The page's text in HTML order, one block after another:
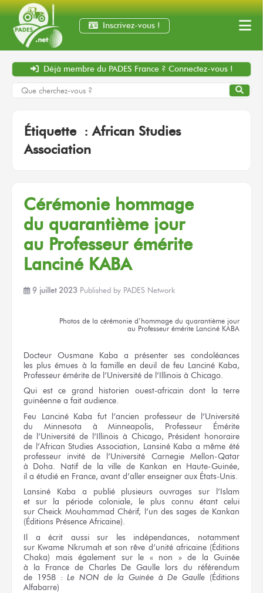
Inscrivez-vous !
Déjà membre du PADES France ? Connectez-vous !
Étiquette :African Studies
Association
Cérémonie hommage
du quarantièmejour
au Professeurémérite
Lanciné KABA
9 juillet 2023 Published by PADES Network
Photos de la cérémonie d’hommage du quarantième jour
au Professeur émérite Lanciné KABA
Docteur Ousmane Kaba a présenter ses condoléances
les plus émues à la famille en deuil de feu Lanciné Kaba,
Professeur émérite de l’Université de l’Illinois à Chicago.
Qui est ce grand historien ouest-africain dont la terre
guinéenne a fait audience.
Feu Lanciné Kaba fut l’ancien professeurde l’Université
du Minnesota
à Minneapolis, Professeur Émérite
de l’Université de l’Illinois à Chicago, Président honoraire
de l’African Studies Association, Lansiné Kaba a même été
professeur invité de l’Université Carnegie Mellon-Qatar
à Doha. Natifde la ville de Kankan en Haute-Guinée,
il a étudié en France, avant d’aller enseigner aux États-Unis.
Lansiné Kaba
a publiéplusieurs ouvragessur l’Islam
et sur la périodecoloniale, le plus connu étant celui
sur Cheick Mouhammad Chérif, l’un des sages de Kankan
(Éditions Présence Africaine).
Il a écrit aussisur les indépendances, notamment
sur Kwame Nkrumah et son rêve d’unité africaine (Éditions
Chaka) mais également sur le « non » de la Guinée
à la France de Charles De Gaulle lors du référendum
de 1958 : Le NON de la Guinée à De Gaulle (Éditions
Alfabarre)